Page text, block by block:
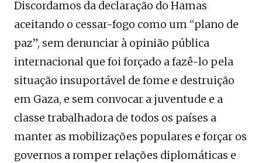
Discordamos da declaração do Hamas
aceitando o cessar-fogo como um “plano de
paz”, sem denunciar à opinião pública
internacional que foi forçado a fazê-lo pela
situação insuportável de fome e destruição
em Gaza, e sem convocar a juventude e a
classe trabalhadora de todos os países a
manter as mobilizações populares e forçar os
governos a romper relações diplomáticas e